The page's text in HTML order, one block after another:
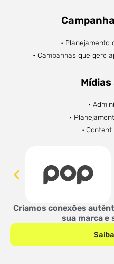
• Planejamento
• Campanhas que gere
•
•
•
Criamos conexões
sua marca e